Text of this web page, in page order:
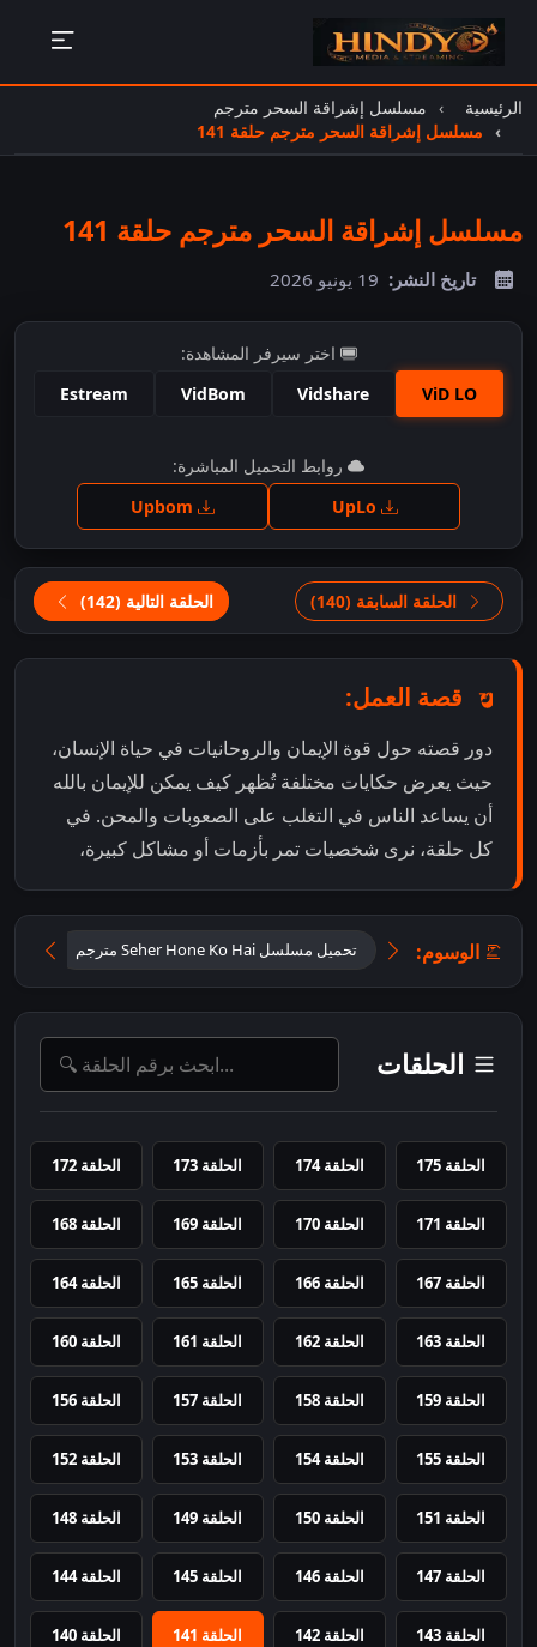
الرئيسية
مسلسل إشراقة السحر مترجم
مسلسل إشراقة السحر مترجم حلقة 141
مسلسل إشراقة السحر مترجم حلقة 141
تاريخ النشر: 19 يونيو 2026
اختر سيرفر المشاهدة:
ViD LO
Vidshare
VidBom
Estream
اضغط للمشاهدة
روابط التحميل المباشرة:
الحلقة السابقة (140) الحلقة التالية (142)
قصة العمل:
دور قصته حول قوة الإيمان والروحانيات في حياة الإنسان،
حيث يعرض حكايات مختلفة تُظهر كيف يمكن للإيمان بالله
أن يساعد الناس في التغلب على الصعوبات والمحن. في
كل حلقة، نرى شخصيات تمر بأزمات أو مشاكل كبيرة،
الوسوم: تحميل مسلسل Seher Hone Ko Hai مترجم
الحلقات
الحلقة 175 الحلقة 174 الحلقة 173 الحلقة 172
الحلقة 171 الحلقة 170 الحلقة 169 الحلقة 168
الحلقة 167 الحلقة 166 الحلقة 165 الحلقة 164
الحلقة 163 الحلقة 162 الحلقة 161 الحلقة 160
الحلقة 159 الحلقة 158 الحلقة 157 الحلقة 156
الحلقة 155 الحلقة 154 الحلقة 153 الحلقة 152
الحلقة 151 الحلقة 150 الحلقة 149 الحلقة 148
الحلقة 147 الحلقة 146 الحلقة 145 الحلقة 144
الحلقة 143 الحلقة 142 الحلقة 141 الحلقة 140